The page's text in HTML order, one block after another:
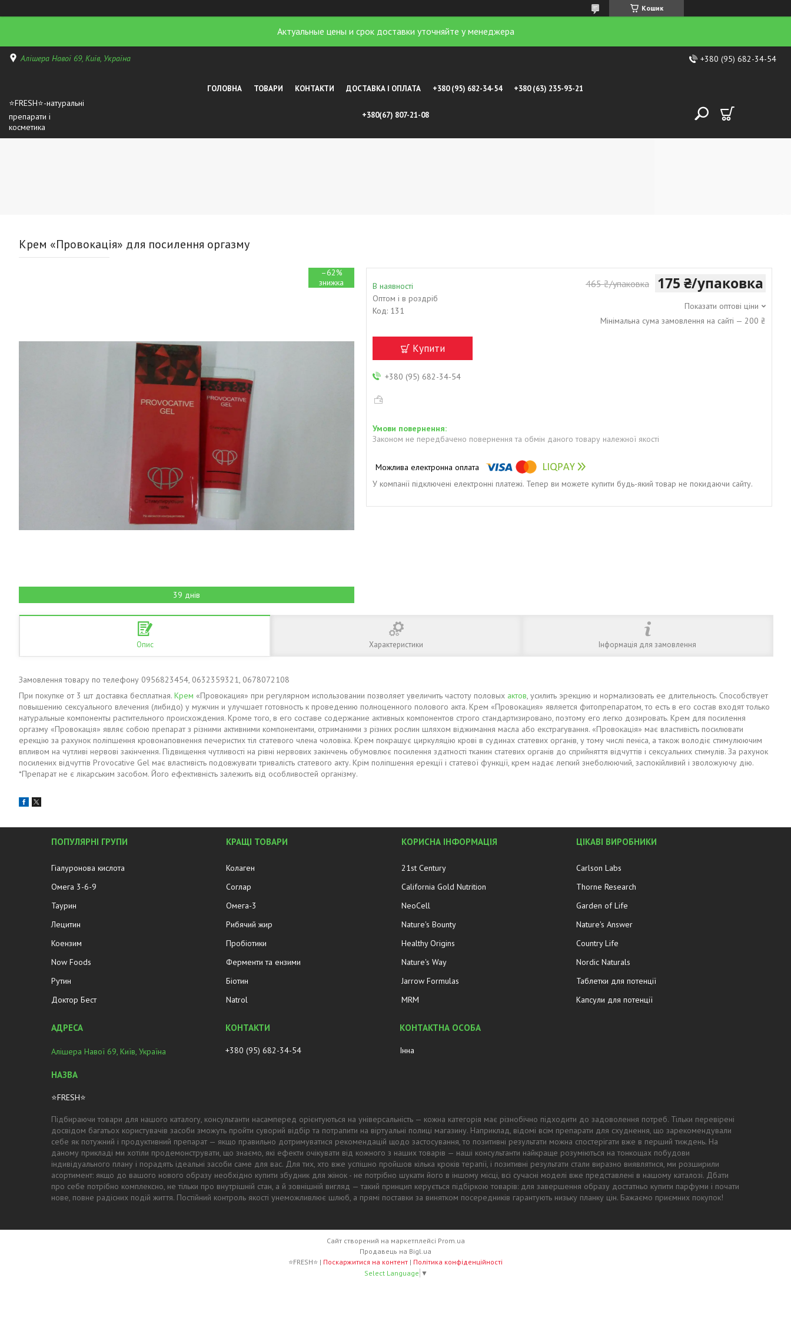
Кошик
Актуальные цены и срок доставки уточняйте у менеджера
Алішера Навої 69, Київ, Україна +380 (95) 682-34-54
⭐FRESH⭐-натуральні
препарати і
косметика
ГОЛОВНА ТОВАРИ КОНТАКТИ ДОСТАВКА І ОПЛАТА +380 (95) 682-34-54 +380 (63) 235-93-21
+380(67) 807-21-08
Крем «Провокація» для посилення оргазму
–62%
39 днів
В наявності
Оптом і в роздріб
Код: 131
465 ₴/упаковка 175 ₴/упаковка
Показати оптові ціни
Мінімальна сума замовлення на сайті — 200 ₴
Купити
+380 (95) 682-34-54
Законом не передбачено повернення та обмін даного товару належної якості
У компанії підключені електронні платежі. Тепер ви можете купити будь-який товар не покидаючи сайту.
Опис Характеристики Інформація для замовлення
Замовлення товару по телефону 0956823454, 0632359321, 0678072108
При покупке от 3 шт доставка бесплатная. Крем «Провокация» при регулярном использовании позволяет увеличить частоту половых актов, усилить эрекцию и нормализовать ее длительность. Способствует
повышению сексуального влечения (либидо) у мужчин и улучшает готовность к проведению полноценного полового акта. Крем «Провокация» является фитопрепаратом, то есть в его состав входят только
натуральные компоненты растительного происхождения. Кроме того, в его составе содержание активных компонентов строго стандартизировано, поэтому его легко дозировать. Крем для посилення
оргазму «Провокація» являє собою препарат з різними активними компонентами, отриманими з різних рослин шляхом віджимання масла або екстрагування. «Провокація» має властивість посилювати
ерекцію за рахунок поліпшення кровонаповнення печеристих тіл статевого члена чоловіка. Крем покращує циркуляцію крові в судинах статевих органів, у тому числі пеніса, а також володіє стимулюючим
впливом на чутливі нервові закінчення. Підвищення чутливості на рівні нервових закінчень обумовлює посилення здатності тканин статевих органів до сприйняття відчуттів і сексуальних стимулів. За рахунок
посилених відчуттів Provocative Gel має властивість подовжувати тривалість статевого акту. Крім поліпшення ерекції і статевої функції, крем надає легкий знеболюючий, заспокійливий і зволожуючу дію.
*Препарат не є лікарським засобом. Його ефективність залежить від особливостей організму.
ПОПУЛЯРНІ ГРУПИ
Гіалуронова кислота
Омега 3-6-9
Таурин
Лецитин
Коензим
Now Foods
Рутин
Доктор Бест
КРАЩІ ТОВАРИ
Колаген
Соглар
Омега-3
Рибячий жир
Пробіотики
Ферменти та ензими
Біотин
Natrol
КОРИСНА ІНФОРМАЦІЯ
21st Century
California Gold Nutrition
NeoCell
Nature's Bounty
Healthy Origins
Nature's Way
Jarrow Formulas
MRM
ЦІКАВІ ВИРОБНИКИ
Carlson Labs
Thorne Research
Garden of Life
Nature's Answer
Country Life
Nordic Naturals
Таблетки для потенції
Капсули для потенції
Алішера Навої 69, Київ, Україна
⭐FRESH⭐
+380 (95) 682-34-54 Інна
Підбираючи товари для нашого каталогу, консультанти насамперед орієнтуються на універсальність — кожна категорія має різнобічно підходити до задоволення потреб. Тільки перевірені
досвідом багатьох користувачів засоби зможуть пройти суворий відбір та потрапити на віртуальні полиці магазину. Наприклад, відомі всім препарати для схуднення, що зарекомендували
себе як потужний і продуктивний препарат — якщо правильно дотримуватися рекомендацій щодо застосування, то позитивні результати можна спостерігати вже в перший тиждень. На
даному прикладі ми хотіли продемонструвати, що знаємо, які ефекти очікувати від кожного з наших товарів — наші консультанти найкраще розуміються на тонкощах побудови
індивідуального плану і порадять ідеальні засоби саме для вас. Для тих, хто вже успішно пройшов кілька кроків терапії, і позитивні результати стали виразно виявлятися, ми розширили
асортимент: якщо до вашого нового образу необхідно купити збудник для жінок - не потрібно шукати його в іншому місці, всі сучасні моделі вже представлені в нашому каталозі. Дбати
про себе потрібно комплексно, не тільки про внутрішній стан, а й зовнішній вигляд — такий принцип керується підбіркою товарів: для завершення образу достатньо купити парфуми і почати
нове, повне радісних подій життя. Постійний контроль якості унеможливлює шлюб, а прямі поставки за винятком посередників гарантують низьку планку цін. Бажаємо приємних покупок!
Сайт створений на маркетплейсі Prom.ua
Продавець на Bigl.ua
⭐FRESH⭐ | Поскаржитися на контент | Політика конфіденційності
Select Language ▼